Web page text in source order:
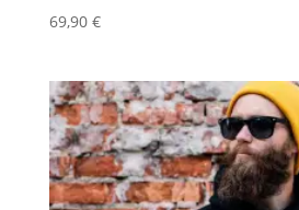
69,90 €